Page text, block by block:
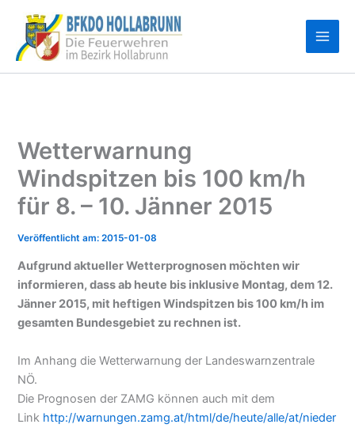
Inhalt
springen
Wetterwarnung
Windspitzen bis 100 km/h
für 8. – 10. Jänner 2015
2015-01-08
Aufgrund aktueller Wetterprognosen möchten wir
informieren, dass ab heute bis inklusive Montag, dem 12.
Jänner 2015, mit heftigen Windspitzen bis 100 km/h im
gesamten Bundesgebiet zu rechnen ist.
Im Anhang die Wetterwarnung der Landeswarnzentrale
NÖ.
Die Prognosen der ZAMG können auch mit dem
Link http://warnungen.zamg.at/html/de/heute/alle/at/nieder